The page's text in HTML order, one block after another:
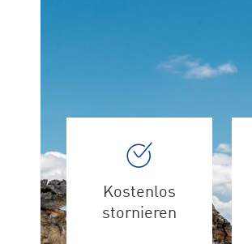
Kostenlos
stornieren